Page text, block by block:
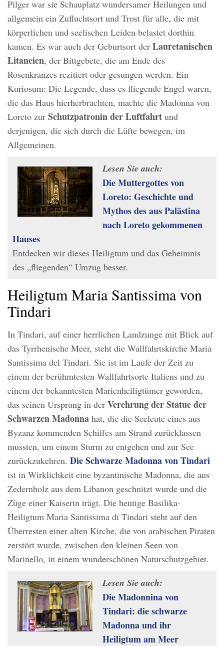
Pilger war sie Schauplatz wundersamer Heilungen und
allgemein ein Zufluchtsort und Trost für alle, die mit
körperlichen und seelischen Leiden belastet dorthin
kamen. Es war auch der Geburtsort der Lauretanischen
Litaneien, der Bittgebete, die am Ende des
Rosenkranzes rezitiert oder gesungen werden. Ein
Kuriosum: Die Legende, dass es fliegende Engel waren,
die das Haus hierherbrachten, machte die Madonna von
Loreto zur Schutzpatronin der Luftfahrt und
derjenigen, die sich durch die Lüfte bewegen, im
Allgemeinen.
Lesen Sie auch:
Die Muttergottes von
Loreto: Geschichte und
Mythos des aus Palästina
nach Loreto gekommenen
Hauses
Entdecken wir dieses Heiligtum und das Geheimnis
des „fliegenden“ Umzug besser.
Heiligtum Maria Santissima von
Tindari
In Tindari, auf einer herrlichen Landzunge mit Blick auf
das Tyrrhenische Meer, steht die Wallfahrtskirche Maria
Santissima del Tindari. Sie ist im Laufe der Zeit zu
einem der berühmtesten Wallfahrtsorte Italiens und zu
einem der bekanntesten Marienheiligtümer geworden,
das seinen Ursprung in der Verehrung der Statue der
Schwarzen Madonna hat, die die Seeleute eines aus
Byzanz kommenden Schiffes am Strand zurücklassen
mussten, um einem Sturm zu entgehen und zur See
zurückzukehren. Die Schwarze Madonna von Tindari
ist in Wirklichkeit eine byzantinische Madonna, die aus
Zedernholz aus dem Libanon geschnitzt wurde und die
Züge einer Kaiserin trägt. Die heutige Basilika-
Heiligtum Maria Santissima di Tindari steht auf den
Überresten einer alten Kirche, die von arabischen Piraten
zerstört wurde, zwischen den kleinen Seen von
Marinello, in einem wunderschönen Naturschutzgebiet.
Lesen Sie auch:
Die Madonnina von
Tindari: die schwarze
Madonna und ihr
Heiligtum am Meer